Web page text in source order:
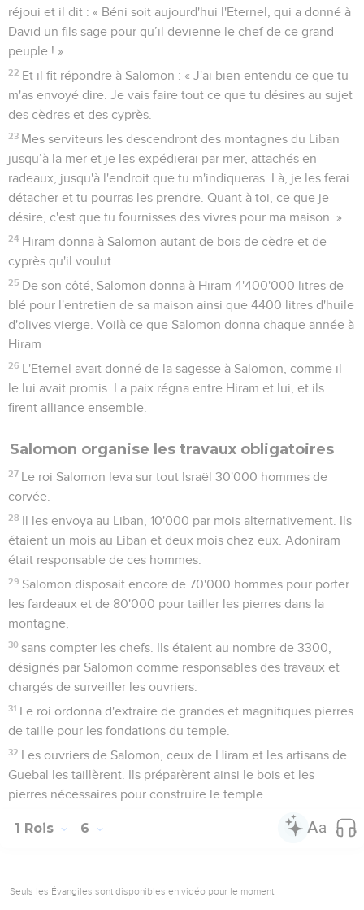
réjoui et il dit : « Béni soit aujourd'hui l'Eternel, qui a donné à
David un fils sage pour qu’il devienne le chef de ce grand
peuple ! »
22 Et il fit répondre à Salomon : « J'ai bien entendu ce que tu
m'as envoyé dire. Je vais faire tout ce que tu désires au sujet
des cèdres et des cyprès.
23 Mes serviteurs les descendront des montagnes du Liban
jusqu’à la mer et je les expédierai par mer, attachés en
radeaux, jusqu'à l'endroit que tu m'indiqueras. Là, je les ferai
détacher et tu pourras les prendre. Quant à toi, ce que je
désire, c'est que tu fournisses des vivres pour ma maison. »
24 Hiram donna à Salomon autant de bois de cèdre et de
cyprès qu'il voulut.
25 De son côté, Salomon donna à Hiram 4'400'000 litres de
blé pour l'entretien de sa maison ainsi que 4400 litres d'huile
d'olives vierge. Voilà ce que Salomon donna chaque année à
Hiram.
26 L'Eternel avait donné de la sagesse à Salomon, comme il
le lui avait promis. La paix régna entre Hiram et lui, et ils
firent alliance ensemble.
Salomon organise les travaux obligatoires
27 Le roi Salomon leva sur tout Israël 30'000 hommes de
corvée.
28 Il les envoya au Liban, 10'000 par mois alternativement. Ils
étaient un mois au Liban et deux mois chez eux. Adoniram
était responsable de ces hommes.
29 Salomon disposait encore de 70'000 hommes pour porter
les fardeaux et de 80'000 pour tailler les pierres dans la
montagne,
30 sans compter les chefs. Ils étaient au nombre de 3300,
désignés par Salomon comme responsables des travaux et
chargés de surveiller les ouvriers.
31 Le roi ordonna d'extraire de grandes et magnifiques pierres
de taille pour les fondations du temple.
32 Les ouvriers de Salomon, ceux de Hiram et les artisans de
Guebal les taillèrent. Ils préparèrent ainsi le bois et les
pierres nécessaires pour construire le temple.
1 Rois 6
Seuls les Évangiles sont disponibles en vidéo pour le moment.